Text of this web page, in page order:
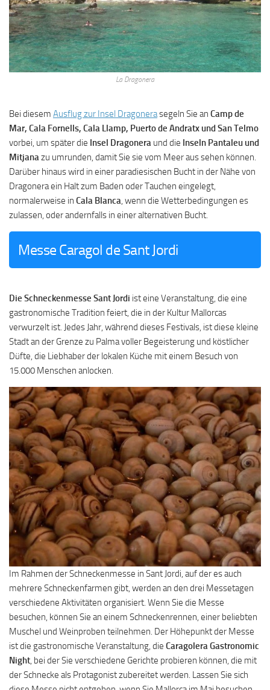
La Dragonera
Bei diesem Ausflug zur Insel Dragonerasegeln Sie an Camp de
Mar, Cala Fornells, Cala Llamp, Puerto de Andratx und San Telmo
vorbei, um später die Insel Dragonera und die Inseln Pantaleu und
Mitjana zu umrunden, damit Sie sie vom Meer aus sehen können.
Darüber hinaus wird in einer paradiesischen Bucht in der Nähe von
Dragonera ein Halt zum Baden oder Tauchen eingelegt,
normalerweise in Cala Blanca , wenn die Wetterbedingungen es
zulassen, oder andernfalls in einer alternativen Bucht.
Messe Caragol de Sant Jordi
Die Schneckenmesse Sant Jordi ist eine Veranstaltung, die eine
gastronomische Tradition feiert, die in der Kultur Mallorcas
verwurzelt ist. Jedes Jahr, während dieses Festivals, ist diese kleine
Stadt an der Grenze zu Palma voller Begeisterung und köstlicher
Düfte, die Liebhaber der lokalen Küche mit einem Besuch von
15.000 Menschen anlocken.
Im Rahmen der Schneckenmesse in Sant Jordi, auf der es auch
mehrere Schneckenfarmen gibt, werden an den drei Messetagen
verschiedene Aktivitäten organisiert. Wenn Sie die Messe
besuchen, können Sie an einem Schneckenrennen, einer beliebten
Muschel und Weinproben teilnehmen. Der Höhepunkt der Messe
ist die gastronomische Veranstaltung, die Caragolera Gastronomic
Night , bei der Sie verschiedene Gerichte probieren können, die mit
der Schnecke als Protagonist zubereitet werden. Lassen Sie sich